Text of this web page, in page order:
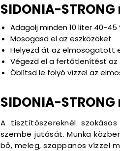
SIDONIA-
Adagolj minden 10 liter 40-
Mosogasd el az eszközöket
Helyezd át az elmosogatott
Végezd el a fertőtlenítést
Öblítsd le folyó vízzel az
SIDONIA-
A tisztítószereknél
szembe jutását. Munka
bő, meleg, szappanos vízzel